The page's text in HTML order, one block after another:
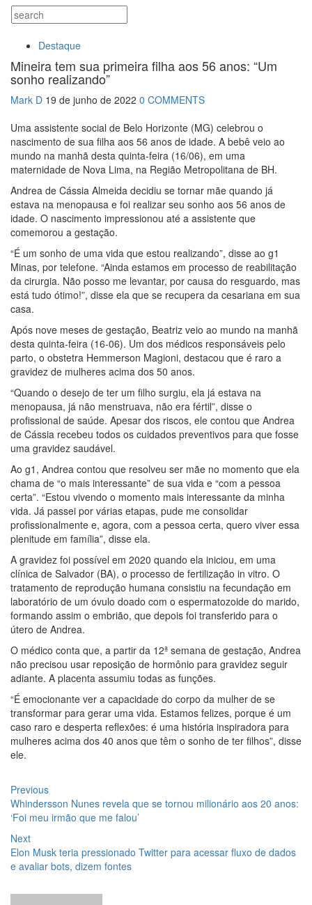
Destaque
Mineira tem sua primeira filha aos 56 anos: “Um
sonho realizando”
Mark D 19 de junho de 2022 0 COMMENTS
Uma assistente social de Belo Horizonte (MG) celebrou o
nascimento de sua filha aos 56 anos de idade. A bebê veio ao
mundo na manhã desta quinta-feira (16/06), em uma
maternidade de Nova Lima, na Região Metropolitana de BH.
Andrea de Cássia Almeida decidiu se tornar mãe quando já
estava na menopausa e foi realizar seu sonho aos 56 anos de
idade. O nascimento impressionou até a assistente que
comemorou a gestação.
“É um sonho de uma vida que estou realizando”, disse ao g1
Minas, por telefone. “Ainda estamos em processo de reabilitação
da cirurgia. Não posso me levantar, por causa do resguardo, mas
está tudo ótimo!”, disse ela que se recupera da cesariana em sua
casa.
Após nove meses de gestação, Beatriz veio ao mundo na manhã
desta quinta-feira (16-06). Um dos médicos responsáveis pelo
parto, o obstetra Hemmerson Magioni, destacou que é raro a
gravidez de mulheres acima dos 50 anos.
“Quando o desejo de ter um filho surgiu, ela já estava na
menopausa, já não menstruava, não era fértil”, disse o
profissional de saúde. Apesar dos riscos, ele contou que Andrea
de Cássia recebeu todos os cuidados preventivos para que fosse
uma gravidez saudável.
Ao g1, Andrea contou que resolveu ser mãe no momento que ela
chama de “o mais interessante” de sua vida e “com a pessoa
certa”. “Estou vivendo o momento mais interessante da minha
vida. Já passei por várias etapas, pude me consolidar
profissionalmente e, agora, com a pessoa certa, quero viver essa
plenitude em família”, disse ela.
A gravidez foi possível em 2020 quando ela iniciou, em uma
clínica de Salvador (BA), o processo de fertilização in vitro. O
tratamento de reprodução humana consistiu na fecundação em
laboratório de um óvulo doado com o espermatozoide do marido,
formando assim o embrião, que depois foi transferido para o
útero de Andrea.
O médico conta que, a partir da 12ª semana de gestação, Andrea
não precisou usar reposição de hormônio para gravidez seguir
adiante. A placenta assumiu todas as funções.
“É emocionante ver a capacidade do corpo da mulher de se
transformar para gerar uma vida. Estamos felizes, porque é um
caso raro e desperta reflexões: é uma história inspiradora para
mulheres acima dos 40 anos que têm o sonho de ter filhos”, disse
ele.
Navegação
de
Post
PreviousPrevious
post:
Whindersson Nunes revela que se tornou milionário aos 20 anos:
‘Foi meu irmão que me falou’
NextNext
post:
Elon Musk teria pressionado Twitter para acessar fluxo de dados
e avaliar bots, dizem fontes